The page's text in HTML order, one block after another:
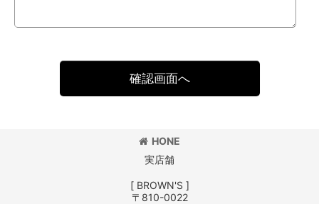
確認画面へ
HONE
実店舗
[ BROWN'S ]
〒810-0022